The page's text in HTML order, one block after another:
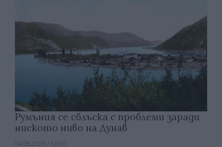
Румъния се сблъска с проблеми заради
ниското ниво на Дунав
04.08.2026 / 16:30